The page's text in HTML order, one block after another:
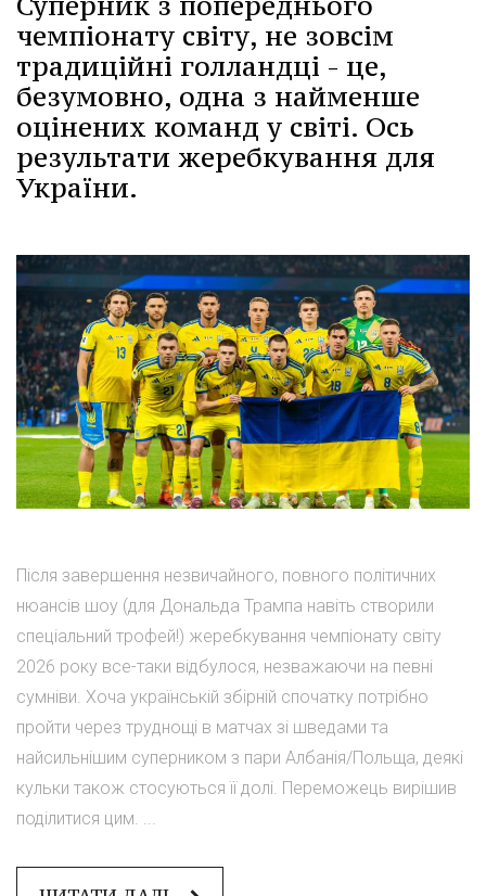
чемпіонату світу, не зовсім
традиційні голландці - це,
безумовно, одна з найменше
оцінених команд у світі. Ось
результати жеребкування для
України.
Після завершення незвичайного, повного політичних
нюансів шоу (для Дональда Трампа навіть створили
спеціальний трофей!) жеребкування чемпіонату світу
2026 року все-таки відбулося, незважаючи на певні
сумніви. Хоча українській збірній спочатку потрібно
пройти через труднощі в матчах зі шведами та
найсильнішим суперником з пари Албанія/Польща, деякі
кульки також стосуються її долі. Переможець вирішив
поділитися цим. ...